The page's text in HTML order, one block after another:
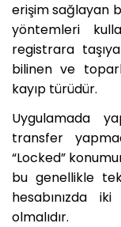
erişim sağlayan
yöntemleri
registrara
bilinen ve
kayıp türüdür.
Uygulamada
transfer
“Locked”
bu genellikle
hesabınızda
olmalıdır.